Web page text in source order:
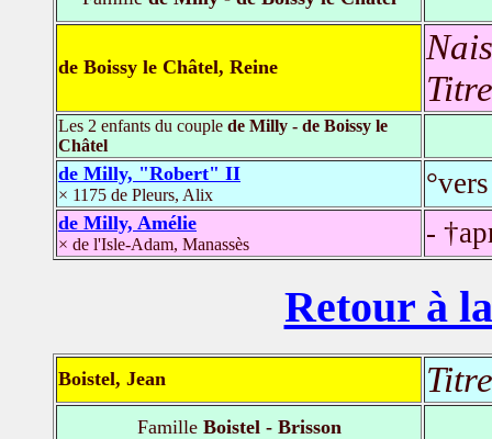
de Boissy le Châtel, Reine
Les 2 enfants du couple de Milly - de Boissy le
Châtel
de Milly, "Robert" II
× 1175 de Pleurs, Alix
de Milly, Amélie
× de l'Isle-Adam, Manassès -
Retour à
Boistel, Jean
FamilleBoistel - Brisson